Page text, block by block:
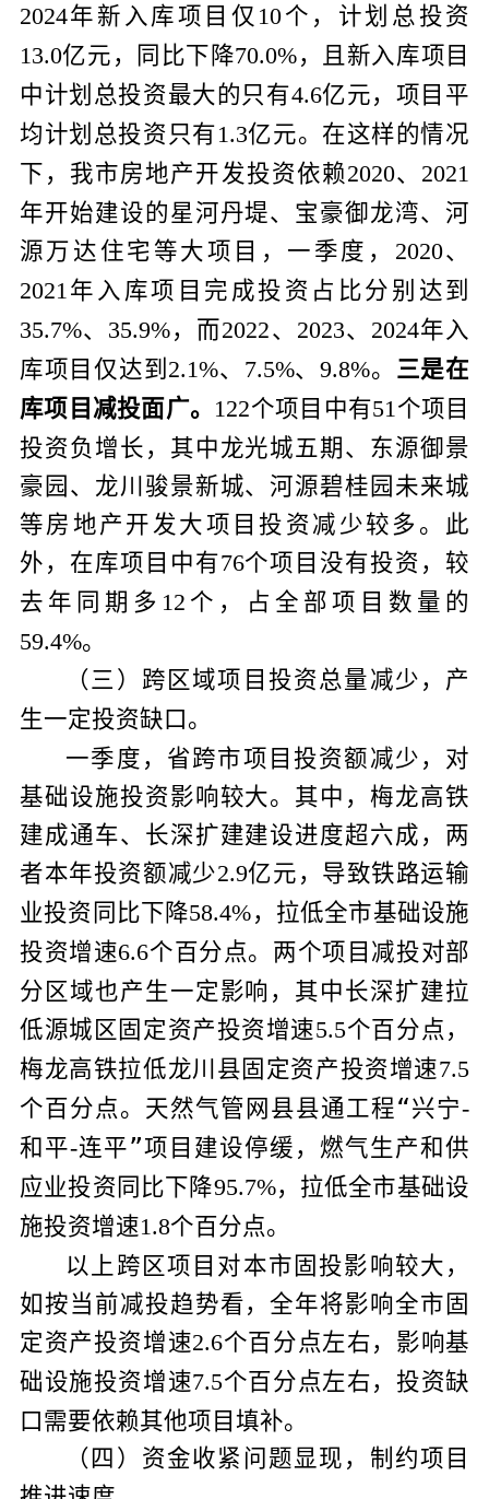
2024年新入库项目仅 10个，计划总投资
13.0亿元，同比下降70.0%，且新入库项目
中计划总投资最大的只有4.6亿元，项目平
均计划总投资只有1.3亿元。在这样的情况
下，我市房地产开发投资依赖2020、 2021
年开始建设的星河丹堤、宝豪御龙湾、河
源万达住宅等大项目，一季度， 2020、
2021年入库项目完成投资占比分别达到
35.7%、 35.9%，而2022、 2023、 2024年入
库项目仅达到 2.1%、 7.5%、9.8%。 三是在
库项目减投面广。 122个项目中有51个项目
投资负增长，其中龙光城五期、东源御景
豪园、龙川骏景新城、河源碧桂园未来城
等房地产开发大项目投资减少较多。此
外，在库项目中有76个项目没有投资，较
去年同期多 12 个，占全部项目数量的
59.4%。
（三）跨区域项目投资总量减少，产
生一定投资缺口 。
一季度，省跨市项目投资额减少，对
基础设施投资影响较大。其中，梅龙高铁
建成通车、长深扩建建设进度超六成，两
者本年投资额减少2.9亿元，导致铁路运输
业投资同比下降58.4%，拉低全市基础设施
投资增速6.6个百分点。两个项目减投对部
分区域也产生一定影响，其中长深扩建拉
低源城区固定资产投资增速5.5个百分点，
梅龙高铁拉低龙川县固定资产投资增速7.5
个百分点。天然气管网县县通工程“兴宁-
和平-连平”项目建设停缓，燃气生产和供
应业投资同比下降95.7%，拉低全市基础设
施投资增速1.8个百分点。
以上跨区项目对本市固投影响较大，
如按当前减投趋势看，全年将影响全市固
定资产投资增速2.6个百分点左右，影响基
础设施投资增速7.5个百分点左右，投资缺
口需要依赖其他项目填补。
（四）资金收紧问题显现，制约项目